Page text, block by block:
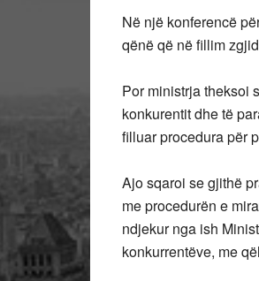
Në një konferencë
qënë që në fillim
Por ministrja theksoi
konkurentit dhe të
filluar procedura për
Ajo sqaroi se gjithë
me procedurën e
ndjekur nga ish
konkurrentëve, me